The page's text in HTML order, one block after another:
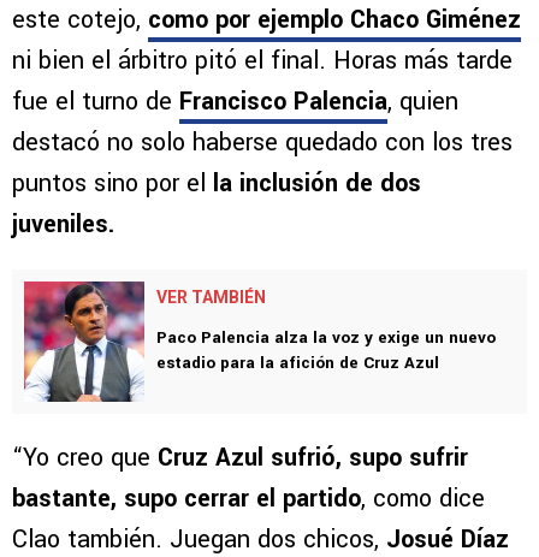
este cotejo, como por ejemplo Chaco Giménez
ni bien el árbitro pitó el final. Horas más tarde
fue el turno de Francisco Palencia, quien
destacó no solo haberse quedado con los tres
puntos sino por el la inclusión de dos
juveniles.
VER TAMBIÉN
Paco Palencia alza la voz y exige un nuevo
estadio para la afición de Cruz Azul
“Yo creo que Cruz Azul sufrió, supo sufrir
bastante, supo cerrar el partido, como dice
Clao también. Juegan dos chicos, Josué Díaz